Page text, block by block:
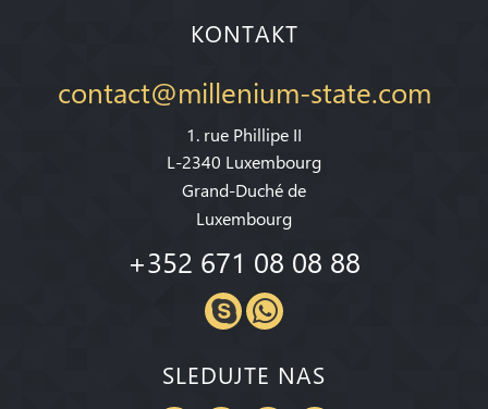
KONTAKT
contact@millenium-state.com
1. rue Phillipe II
L-2340 Luxembourg
Grand-Duché de
Luxembourg
+352 671 08 08 88
SLEDUJTE NAS